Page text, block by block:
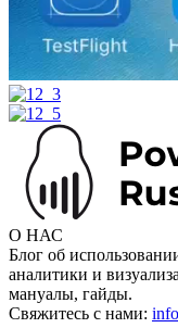
О НАС
Блог об
аналитики и
мануалы, гайды.
Свяжитесь с нами: